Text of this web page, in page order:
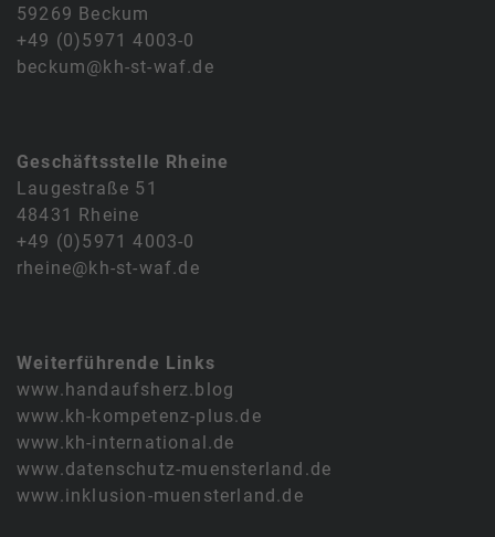
59269 Beckum
+49 (0)5971 4003-0
beckum@kh-st-waf.de
Geschäftsstelle Rheine
Laugestraße 51
48431 Rheine
+49 (0)5971 4003-0
rheine@kh-st-waf.de
Weiterführende Links
www.handaufsherz.blog
www.kh-kompetenz-plus.de
www.kh-international.de
www.datenschutz-muensterland.de
www.inklusion-muensterland.de